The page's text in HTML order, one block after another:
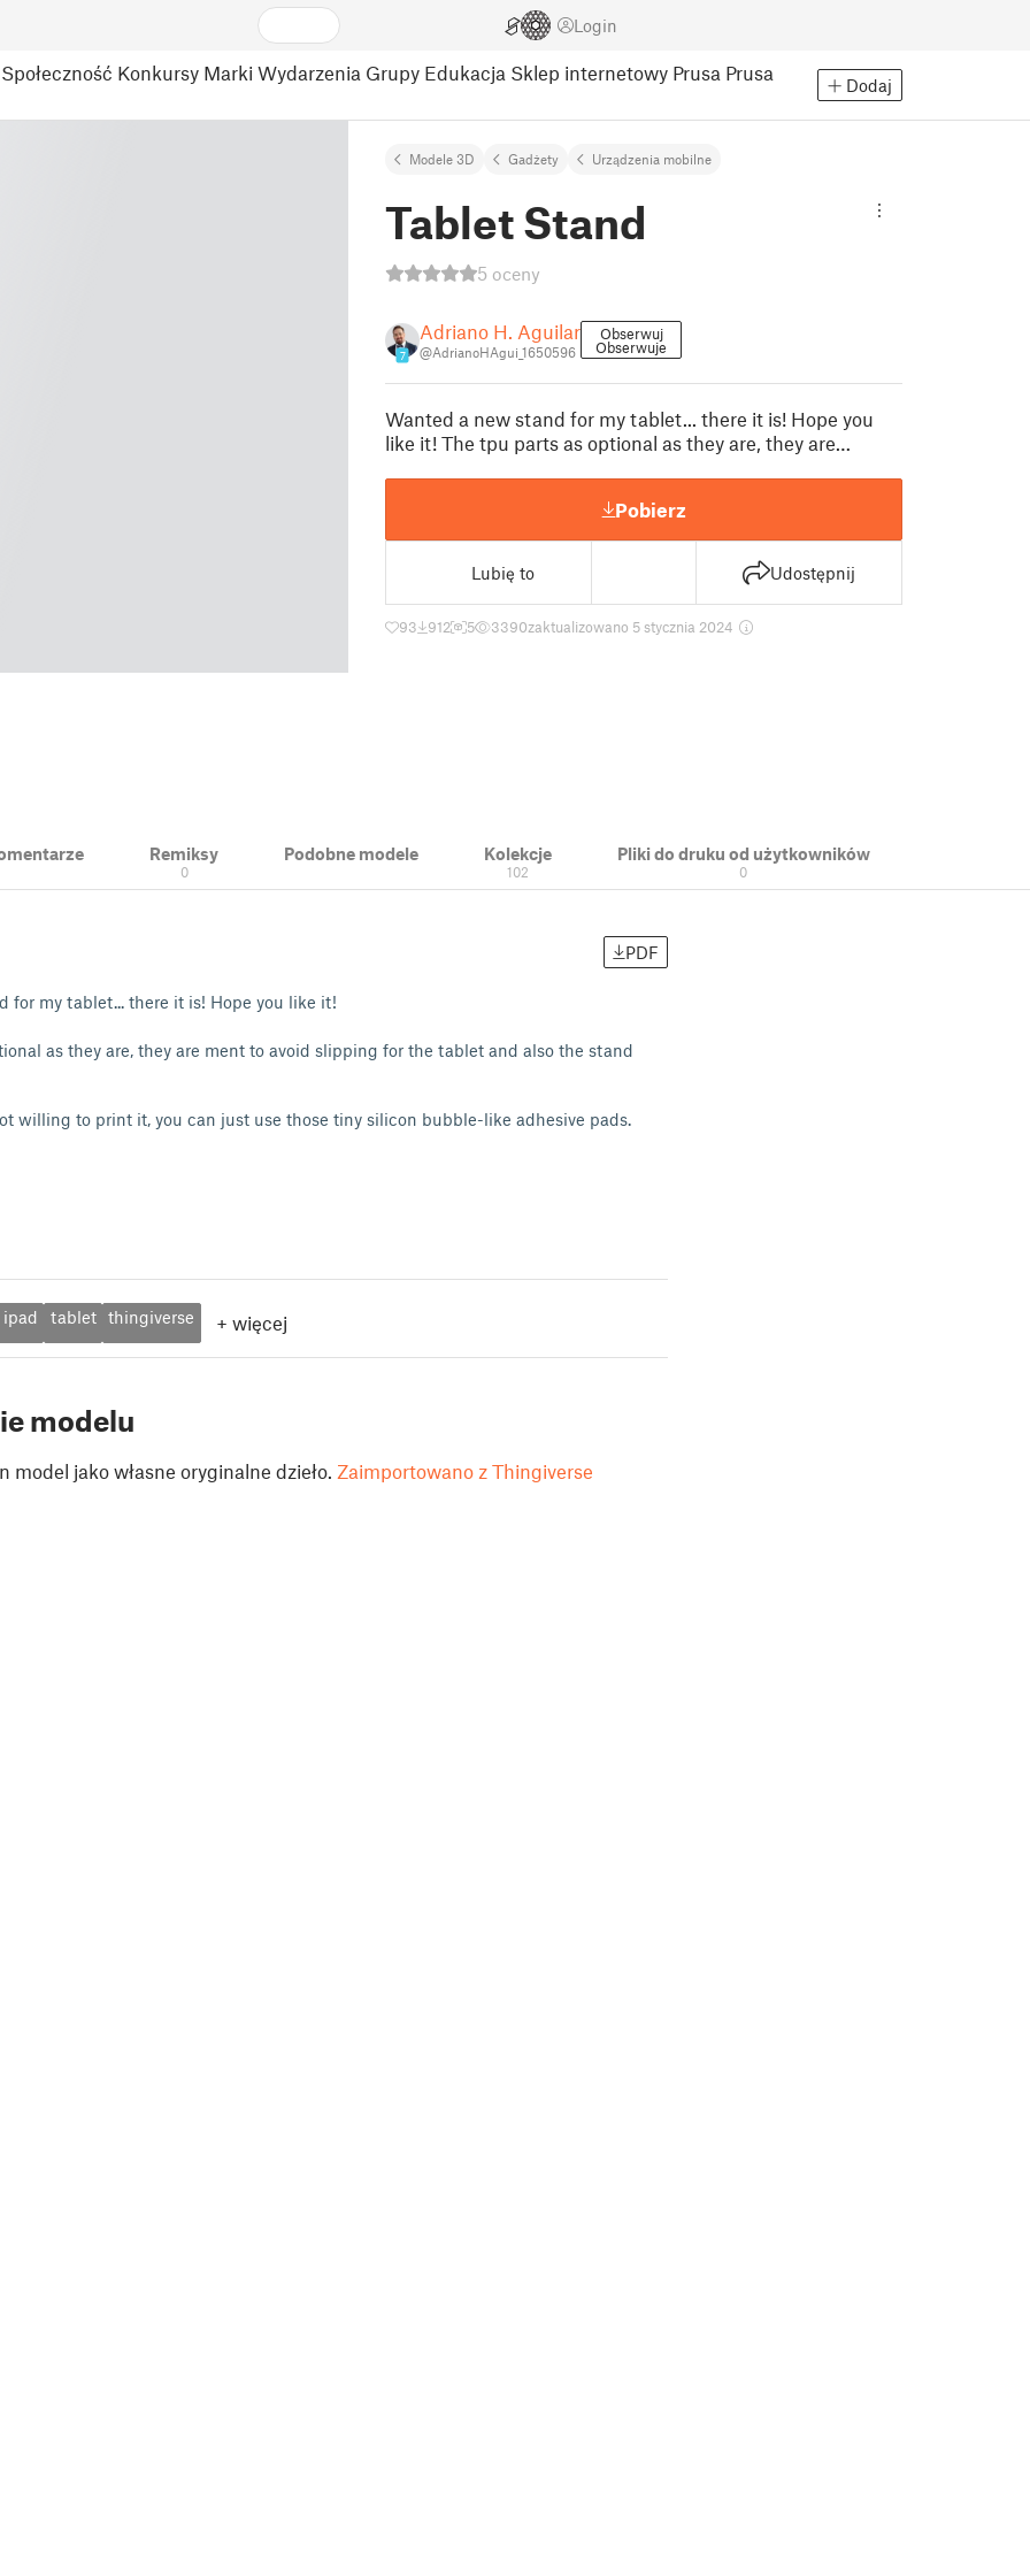
Login
Społeczność Konkursy Marki Wydarzenia Grupy Edukacja Sklep internetowy Prusa Prusa
Dodaj
Modele 3D Gadżety Urządzenia mobilne
Tablet Stand
5 oceny
7
Adriano H. Aguilar
@AdrianoHAgui_1650596
Obserwuj
Obserwuje
Wanted a new stand for my tablet... there it is! Hope you
like it! The tpu parts as optional as they are, they are…
Pobierz
Lubię to Udostępnij
93 912 5 3390zaktualizowano 5 stycznia 2024
Remiksy
0
Podobne modele Kolekcje
102
Pliki do druku od użytkowników
0
PDF
for my tablet... there it is! Hope you like it!
as they are, they are ment to avoid slipping for the tablet and also the stand
willing to print it, you can just use those tiny silicon bubble-like adhesive pads.
ipad tablet thingiverse + więcej
modelu
model jako własne oryginalne dzieło. Zaimportowano z Thingiverse